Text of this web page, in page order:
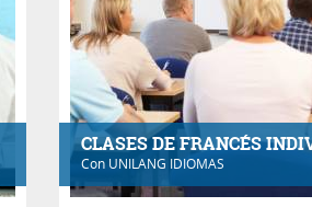
CLASES DE FRANCÉS
Con UNILANG IDIOMAS